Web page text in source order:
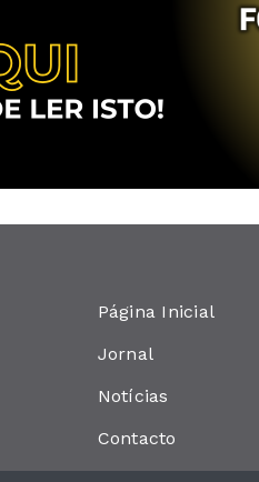
Página Inicial
Jornal
Notícias
Contacto